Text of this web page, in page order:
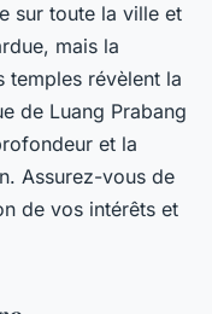
sur toute la ville et
mais la
temples révèlent la
de Luang Prabang
et la
Assurez-vous de
de vos intérêts et